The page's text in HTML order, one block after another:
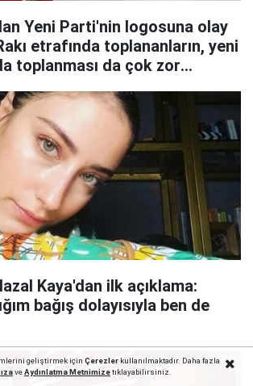
Yeni Parti'nin logosuna olay
etrafında toplananların, yeni
toplanması da çok zor
Kaya'dan ilk açıklama:
bağış dolayısıyla ben de
geliştirmek için Çerezlerkullanılmaktadır. Daha fazla
veAydınlatma Metnimizetıklayabilirsiniz.